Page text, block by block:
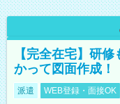
【完全在宅】研
かって図面作成！
派遣 WEB登録・面接OK